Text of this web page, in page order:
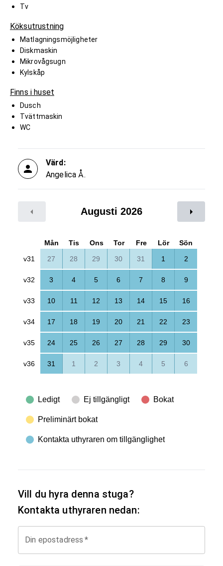
Tv
Köksutrustning
Matlagningsmöjligheter
Diskmaskin
Mikrovågsugn
Kylskåp
Finns i huset
Dusch
Tvättmaskin
WC
Värd:
Angelica Å.
Augusti 2026
Mån Tis Ons Tor Fre Lör
Sön
v31
27 28 29 30 31 1 2
v32 3 4 5 6 7 8 9
v33 10 11 12 13 14 15 16
v34 17 18 19 20 21 22 23
v35 24 25 26 27 28 29 30
v36 31 1 2 3 4 5 6
Ledigt Ej tillgängligt Bokat
Preliminärt bokat
Kontakta uthyraren om tillgänglighet
Vill du hyra denna stuga?
Kontakta uthyraren nedan:
Din epostadress *